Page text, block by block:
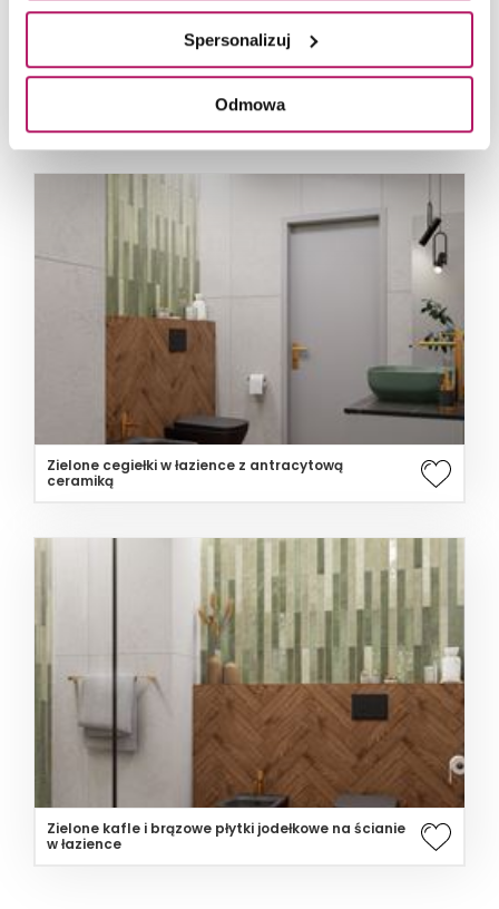
Spersonalizuj
Odmowa
Ciemna łazienka w kamieniu z cegiełkowym
Zielone cegiełki w łazience z antracytową
ceramiką
Zielone kafle i brązowe płytki jodełkowe na ścianie
w łazience